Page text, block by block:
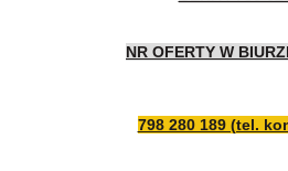
NR OFERTY W
798 280 189 (tel.